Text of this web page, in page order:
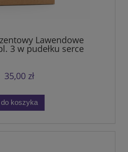
Lawendowe
3 w pudełku serce
35,00 zł
do koszyka